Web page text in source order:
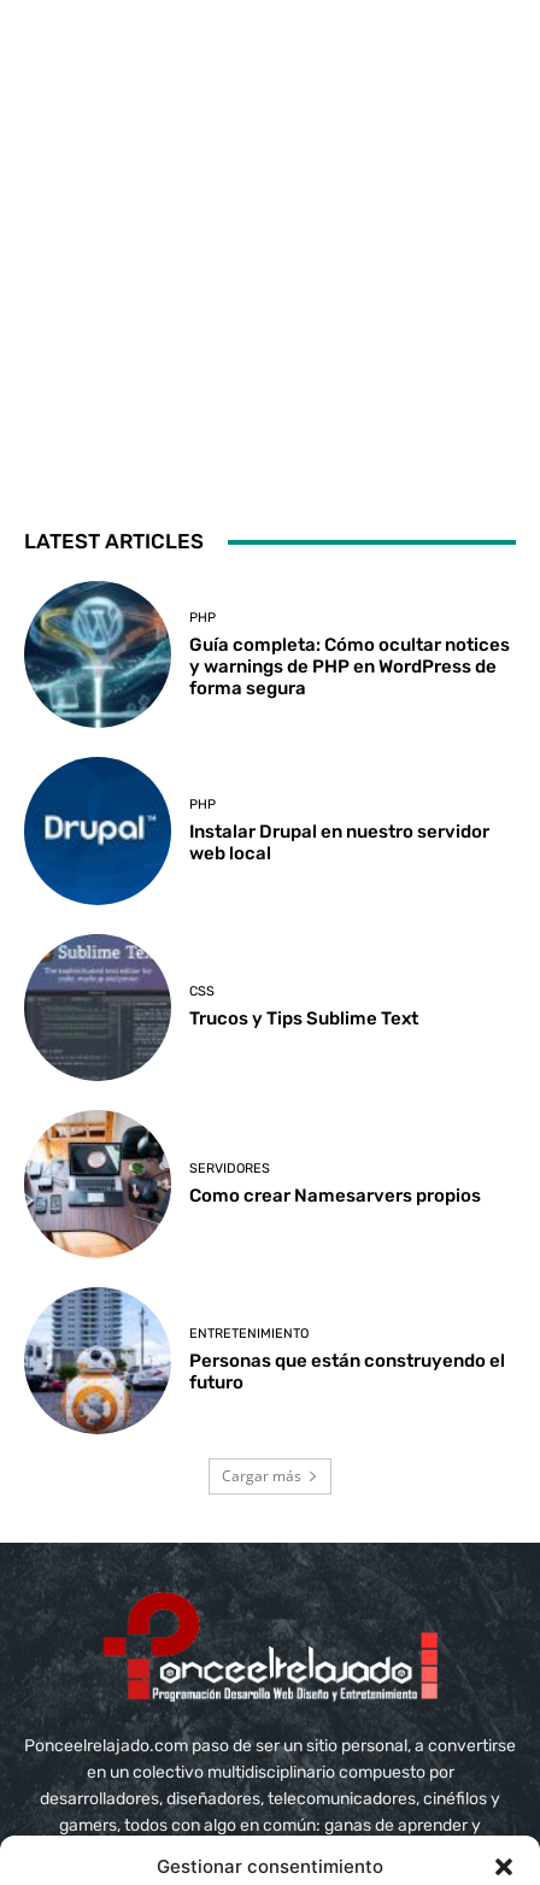
Gestionar consentimiento
LATEST ARTICLES
PHP
Guía completa: Cómo ocultar notices
y warnings de PHP en WordPress de
forma segura
PHP
Instalar Drupal en nuestro servidor
web local
CSS
Trucos y Tips Sublime Text
SERVIDORES
Como crear Namesarvers propios
ENTRETENIMIENTO
Personas que están construyendo el
futuro
Cargar más
Ponceelrelajado.com paso de ser un sitio personal, a convertirse
en un colectivo multidisciplinario compuesto por
desarrolladores, diseñadores, telecomunicadores, cinéfilos y
gamers, todos con algo en común: ganas de aprender y